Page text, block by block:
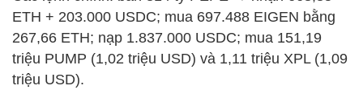
ETH + 203.000 USDC; mua 697.488 EIGEN bằng
267,66 ETH; nạp 1.837.000 USDC; mua 151,19
triệu PUMP (1,02 triệu USD) và 1,11 triệu XPL (1,09
triệu USD).